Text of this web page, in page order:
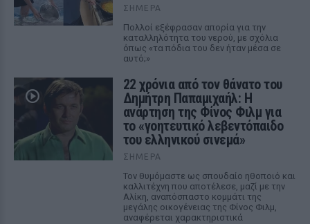
ΣΉΜΕΡΑ
Πολλοί εξέφρασαν απορία για την
καταλληλότητα του νερού, με σχόλια
όπως «τα πόδια του δεν ήταν μέσα σε
αυτό;»
22 χρόνια από τον θάνατο του
Δημήτρη Παπαμιχαήλ: Η
ανάρτηση της Φίνος Φιλμ για
το «γοητευτικό λεβεντόπαιδο
του ελληνικού σινεμά»
ΣΉΜΕΡΑ
Τον θυμόμαστε ως σπουδαίο ηθοποιό και
καλλιτέχνη που αποτέλεσε, μαζί με την
Αλίκη, αναπόσπαστο κομμάτι της
μεγάλης οικογένειας της Φίνος Φιλμ,
αναφέρεται χαρακτηριστικά